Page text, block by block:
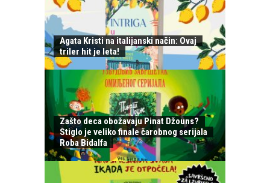
Agata Kristi na italijanski način: Ovaj
triler hit je leta!
Zašto deca obožavaju Pinat Džouns?
Stiglo je veliko finale čarobnog serijala
Roba Bidalfa